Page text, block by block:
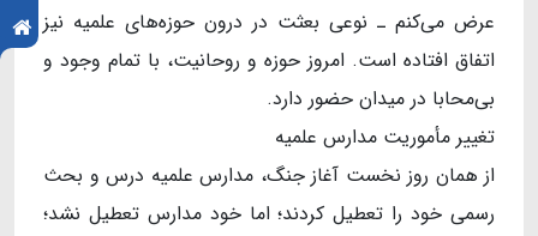
عرض می‌کنم ـ نوعی بعثت در درون حوزه‌های علمیه نیز
اتفاق افتاده است. امروز حوزه و روحانیت، با تمام وجود و
بی‌محابا در میدان حضور دارد.
تغییر مأموریت مدارس علمیه
از همان روز نخست آغاز جنگ، مدارس علمیه درس و بحث
رسمی خود را تعطیل کردند؛ اما خود مدارس تعطیل نشد؛